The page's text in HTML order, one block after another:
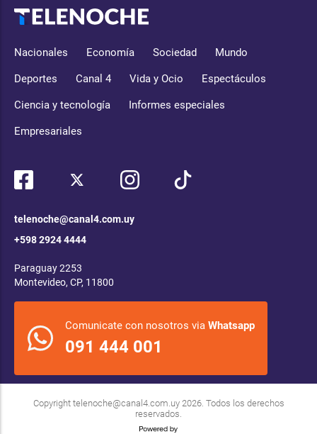
Nacionales Economía Sociedad Mundo
Deportes Canal 4 Vida y Ocio Espectáculos
Ciencia y tecnología Informes especiales
Empresariales
telenoche@canal4.com.uy
+598 2924 4444
Paraguay 2253
Montevideo, CP, 11800
Comunicate con nosotros via Whatsapp
091 444 001
Copyright telenoche@canal4.com.uy2026. Todos los derechos
reservados.